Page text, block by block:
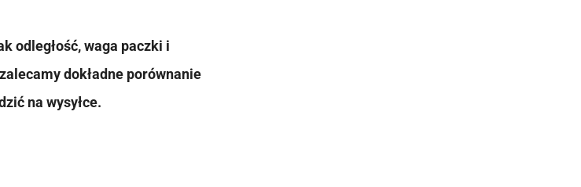
odległość, waga paczki i
dokładne porównanie
na wysyłce.